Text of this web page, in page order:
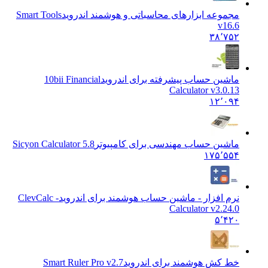
مجموعه ابزارهای محاسباتی و هوشمند اندروید Smart Tools
۳۸٬۷۵۲
ماشین حساب پیشرفته برای اندروید 10bii Financial
Calculator v3.0.13
۱۲٬۰۹۴
ماشین حساب مهندسی برای کامپیوترSicyon Calculator 5.8
۱۷۵٬۵۵۴
نرم افزار - ماشین حساب هوشمند برای اندروید ClevCalc -
Calculator v2.24.0
خط كش هوشمند برای اندروید Smart Ruler Pro v2.7